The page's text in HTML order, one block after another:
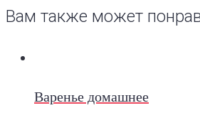
Вам также может
Варенье домашнее